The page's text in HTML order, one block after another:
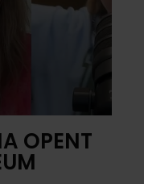
OPENT